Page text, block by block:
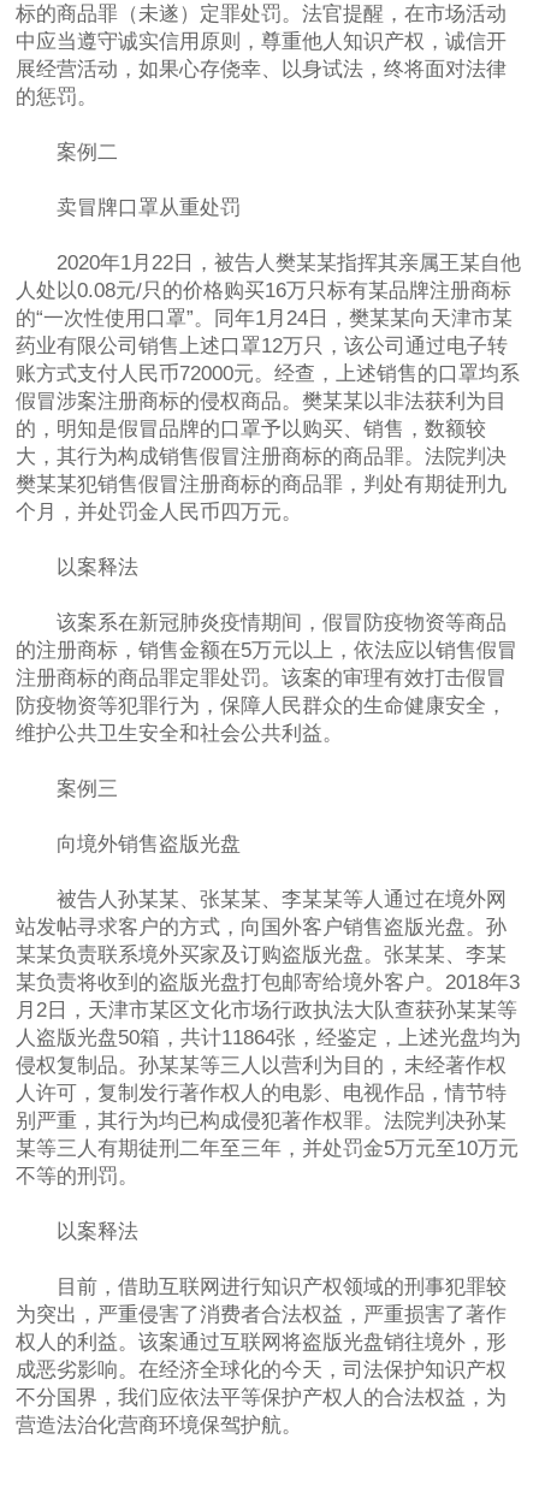
标的商品罪（未遂）定罪处罚。法官提醒，在市场活动
中应当遵守诚实信用原则，尊重他人知识产权，诚信开
展经营活动，如果心存侥幸、以身试法，终将面对法律
的惩罚。
案例二
卖冒牌口罩从重处罚
2020年1月22日，被告人樊某某指挥其亲属王某自他
人处以0.08元/只的价格购买16万只标有某品牌注册商标
的“一次性使用口罩”。同年1月24日，樊某某向天津市某
药业有限公司销售上述口罩12万只，该公司通过电子转
账方式支付人民币72000元。经查，上述销售的口罩均系
假冒涉案注册商标的侵权商品。樊某某以非法获利为目
的，明知是假冒品牌的口罩予以购买、销售，数额较
大，其行为构成销售假冒注册商标的商品罪。法院判决
樊某某犯销售假冒注册商标的商品罪，判处有期徒刑九
个月，并处罚金人民币四万元。
以案释法
该案系在新冠肺炎疫情期间，假冒防疫物资等商品
的注册商标，销售金额在5万元以上，依法应以销售假冒
注册商标的商品罪定罪处罚。该案的审理有效打击假冒
防疫物资等犯罪行为，保障人民群众的生命健康安全，
维护公共卫生安全和社会公共利益。
案例三
向境外销售盗版光盘
被告人孙某某、张某某、李某某等人通过在境外网
站发帖寻求客户的方式，向国外客户销售盗版光盘。孙
某某负责联系境外买家及订购盗版光盘。张某某、李某
某负责将收到的盗版光盘打包邮寄给境外客户。2018年3
月2日，天津市某区文化市场行政执法大队查获孙某某等
人盗版光盘50箱，共计11864张，经鉴定，上述光盘均为
侵权复制品。孙某某等三人以营利为目的，未经著作权
人许可，复制发行著作权人的电影、电视作品，情节特
别严重，其行为均已构成侵犯著作权罪。法院判决孙某
某等三人有期徒刑二年至三年，并处罚金5万元至10万元
不等的刑罚。
以案释法
目前，借助互联网进行知识产权领域的刑事犯罪较
为突出，严重侵害了消费者合法权益，严重损害了著作
权人的利益。该案通过互联网将盗版光盘销往境外，形
成恶劣影响。在经济全球化的今天，司法保护知识产权
不分国界，我们应依法平等保护产权人的合法权益，为
营造法治化营商环境保驾护航。